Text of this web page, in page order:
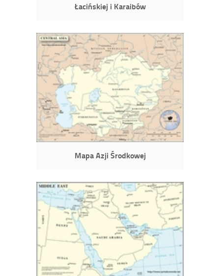
Łacińskiej i Karaibów
Mapa Azji Środkowej